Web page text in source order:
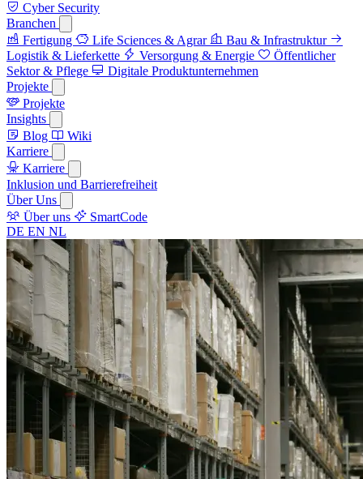
Cyber Security
Branchen
Fertigung
Life Sciences & Agrar
Bau & Infrastruktur
Logistik & Lieferkette
Versorgung & Energie
Öffentlicher
Sektor & Pflege
Digitale Produktunternehmen
Projekte
Projekte
Insights
Blog
Wiki
Karriere
Karriere
Inklusion und Barrierefreiheit
Über Uns
Über uns
SmartCode
DE EN NL